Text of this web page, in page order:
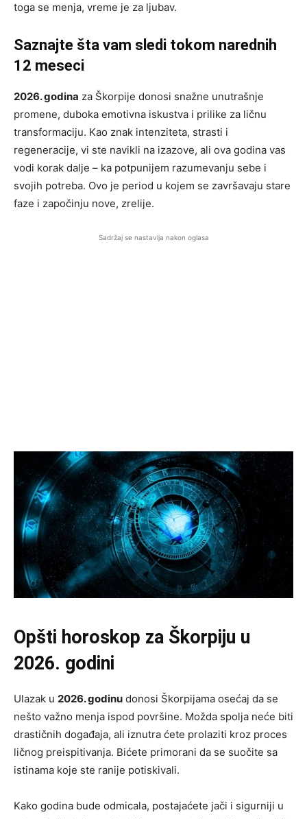
toga se menja, vreme je za ljubav.
Saznajte šta vam sledi tokom narednih
12 meseci
2026. godina za Škorpije donosi snažne unutrašnje
promene, duboka emotivna iskustva i prilike za ličnu
transformaciju. Kao znak intenziteta, strasti i
regeneracije, vi ste navikli na izazove, ali ova godina vas
vodi korak dalje – ka potpunijem razumevanju sebe i
svojih potreba. Ovo je period u kojem se završavaju stare
faze i započinju nove, zrelije.
Sadržaj se nastavlja nakon oglasa
Opšti horoskop za Škorpiju u
2026. godini
Ulazak u 2026. godinu donosi Škorpijama osećaj da se
nešto važno menja ispod površine. Možda spolja neće biti
drastičnih događaja, ali iznutra ćete prolaziti kroz proces
ličnog preispitivanja. Bićete primorani da se suočite sa
istinama koje ste ranije potiskivali.
Kako godina bude odmicala, postajaćete jači i sigurniji u